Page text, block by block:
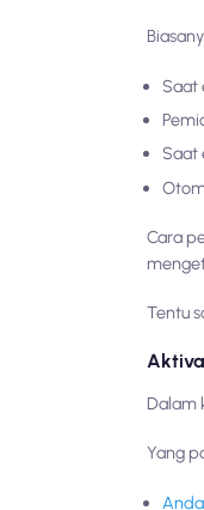
Saat
Saat
Cara
Tentu
Dalam
Yang